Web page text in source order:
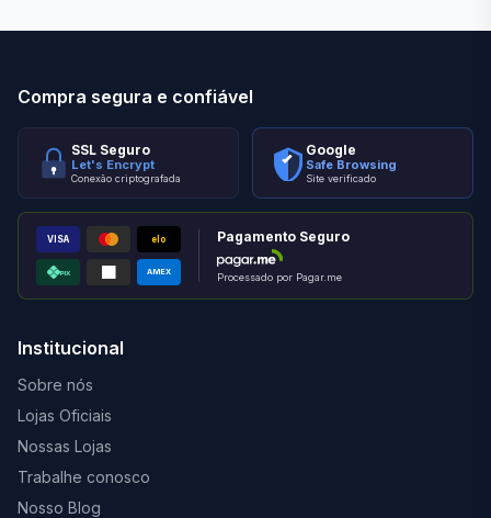
Compra segura e confiável
SSL Seguro
Let's Encrypt
Conexão criptografada
Google
Safe Browsing
Site verificado
VISA elo
PIX AMEX
Pagamento Seguro
Processado por Pagar.me
Institucional
Sobre nós
Lojas Oficiais
Nossas Lojas
Trabalhe conosco
Nosso Blog